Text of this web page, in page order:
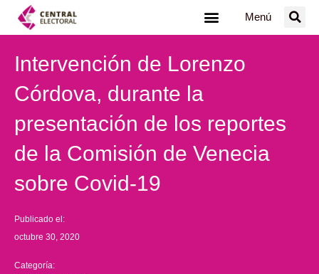
Menú
Intervención de Lorenzo
Córdova, durante la
presentación de los reportes
de la Comisión de Venecia
sobre Covid-19
Publicado el:
octubre 30, 2020
Categoría: